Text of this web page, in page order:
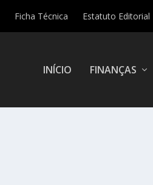
Ficha Técnica Estatuto Editorial
INÍCIO FINANÇAS